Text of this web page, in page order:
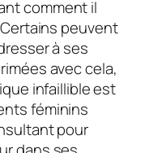
comment il
peuvent
à ses
avec cela,
infaillible est
féminins
pour